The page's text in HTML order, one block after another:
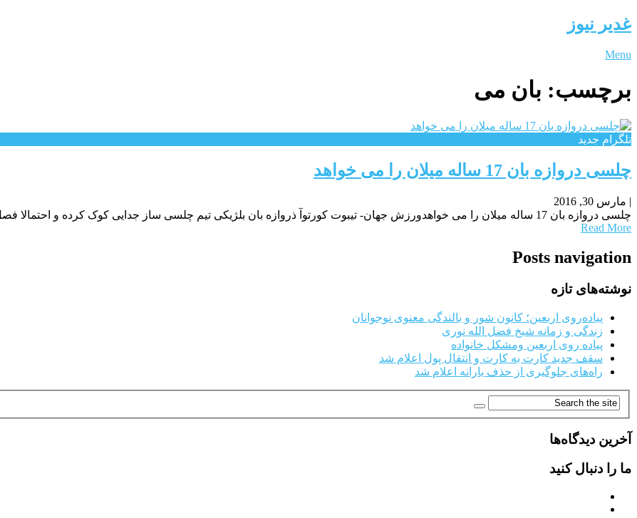
غدیر نیوز
Menu
برچسب: بان می
تلگرام جدید
چلسی دروازه بان 17 ساله میلان را می خواهد
| مارس 30, 2016
چلسی دروازه بان 17 ساله میلان را می خواهدورزش جهان- تیبوت کورتوآ ذروازه بان بلژیکی تیم چلسی ساز جدایی کوک کرده و احتمالا فصل آینده را در تیمی
Read More
Posts navigation
نوشته‌های تازه
پیاده‌روی اربعین؛ کانون شور و بالندگی معنوی نوجوانان
زندگی و زمانه شیخ فضل الله نوری
پیاده روی اربعین ومشکل خانواده
سقف جدید کارت به کارت و انتقال پول اعلام شد
راه‌های جلوگیری از حذف یارانه اعلام شد
آخرین دیدگاه‌ها
ما را دنبال کنید